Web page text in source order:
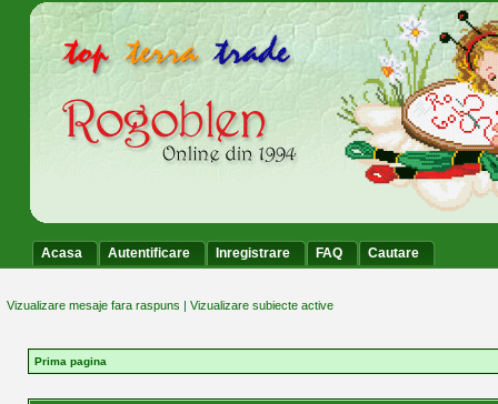
Acasa Autentificare Inregistrare FAQ Cautare
Vizualizare mesaje fara raspuns | Vizualizare subiecte active
Prima pagina